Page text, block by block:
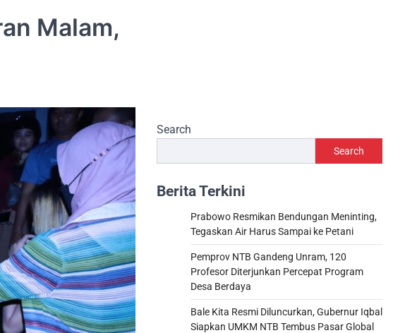
Malam,
Search
Search
Berita Terkini
Prabowo Resmikan Bendungan Meninting,
Tegaskan Air Harus Sampai ke Petani
Pemprov NTB Gandeng Unram, 120
Profesor Diterjunkan Percepat Program
Desa Berdaya
Bale Kita Resmi Diluncurkan, Gubernur Iqbal
Siapkan UMKM NTB Tembus Pasar Global